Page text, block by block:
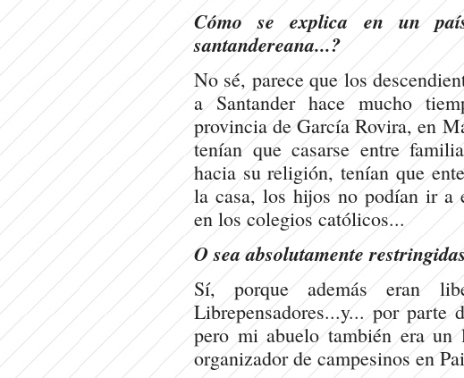
Cómo se explica en un
santandereana...?
No sé, parece que los
a Santander hace mucho
provincia de García Rovira, en
tenían que casarse entre
hacia su religión, tenían que
la casa, los hijos no podían ir a
en los colegios católicos...
O sea absolutamente
Sí, porque además eran
Librepensadores...y... por
pero mi abuelo también era un
organizador de campesinos en